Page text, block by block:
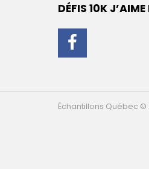
DÉFIS 10K
Échantillons Québec